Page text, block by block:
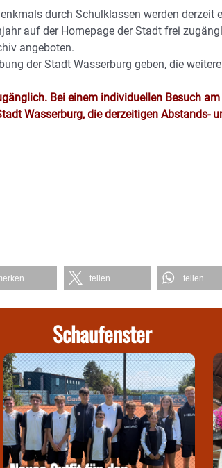
durch Schulklassen werden derzeit
auf der Homepage der Stadt frei
angeboten.
der Stadt Wasserburg geben, die
Bei einem individuellen Besuch
Wasserburg, die derzeitigen Abstands-
teilen teilen
Schaufenster